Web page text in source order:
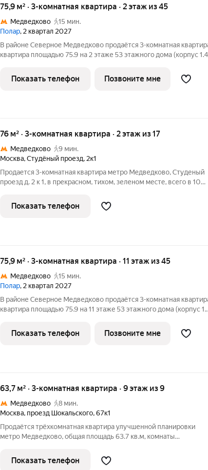
75,9 м² · 3-комнатная квартира · 2 этаж из 45
Медведково
15 мин.
Полар, 2 квартал 2027
В районе Северное Медведково продаётся 3-комнатная
квартира площадью 75.9 на 2 этаже 53 этажного дома (корпус
минут пешком до станции метро «Медведково». 8 минут на
автомобиле до
Показать телефон Позвоните мне
76 м² · 3-комнатная квартира · 2 этаж из 17
Медведково
9 мин.
Москва,Студёный проезд, 2к1
Продается 3-комнатная квартира метро Медведково, Студеный
проезд д. 2 к 1, в прекрасном, тихом, зеленом месте, всего в 10
кирпичного дома, этаж 2 высокий. Общая площадь 76/72,5 кв.м.,
Жилая
Показать телефон
75,9 м² · 3-комнатная квартира · 11 этаж из 45
Медведково
15 мин.
Полар, 2 квартал 2027
В районе Северное Медведково продаётся 3-комнатная
квартира площадью 75.9 на 11 этаже 53 этажного дома (корпус
минут пешком до станции метро «Медведково». 8 минут на
автомобиле до
Показать телефон Позвоните мне
63,7 м² · 3-комнатная квартира · 9 этаж из 9
Медведково
8 мин.
Москва, проезд Шокальского,67к1
Продаётся трёхкомнатная квартира улучшенной планировки
метро Медведково, общая площадь 63.7 кв.м, комнаты
санузел раздельный, квартира в хорошем состоянии, окна ПВХ,
новая сантехника.
Показать телефон